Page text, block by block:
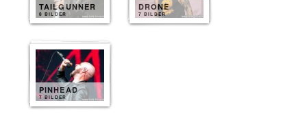
TAILGUNNER
8 BILDER
DRONE
7 BILDER
PINHEAD
7 BILDER